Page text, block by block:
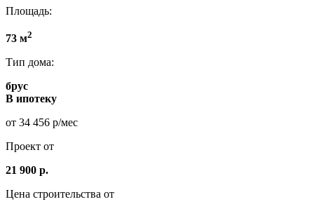
Площадь:
73 м2
Тип дома:
брус
В ипотеку
от 34 456 р/мес
Проект от
21 900 р.
Цена строительства от